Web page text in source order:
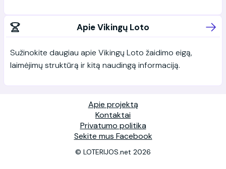
Apie Vikingų Loto
Sužinokite daugiau apie Vikingų Loto žaidimo eigą,
laimėjimų struktūrą ir kitą naudingą informaciją.
Apie projektą
Kontaktai
Privatumo politika
Sekite mus Facebook
© LOTERIJOS.net 2026